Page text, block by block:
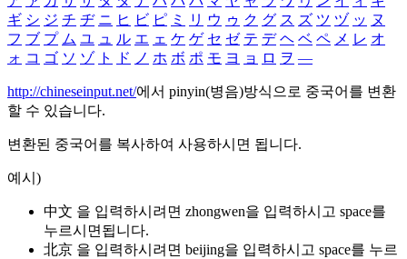
ギ シ ジ チ ヂ ニ ヒ ビ ピ ミ リ ウ ゥ ク グ ス ズ ツ ヅ ッ ヌ
フ ブ プ ム ユ ュ ル エ ェ ケ ゲ セ ゼ テ デ ヘ ベ ペ メ レ オ
ォ コ ゴ ソ ゾ ト ド ノ ホ ボ ポ モ ヨ ョ ロ ヲ ―
http://chineseinput.net/에서 pinyin(병음)방식으로 중국어를 변환
할 수 있습니다.
변환된 중국어를 복사하여 사용하시면 됩니다.
예시)
中文 을 입력하시려면 zhongwen을 입력하시고 space를
누르시면됩니다.
北京 을 입력하시려면 beijing을 입력하시고 space를 누르